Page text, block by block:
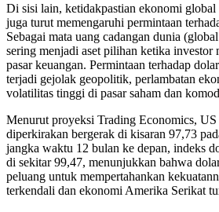
Di sisi lain, ketidakpastian ekonomi
juga turut memengaruhi permintaan
Sebagai mata uang cadangan dunia
sering menjadi aset pilihan ketika investor
pasar keuangan. Permintaan terhadap
terjadi gejolak geopolitik, perlambatan
volatilitas tinggi di pasar saham dan
Menurut proyeksi Trading Economics,
diperkirakan bergerak di kisaran 97,73
jangka waktu 12 bulan ke depan, indeks
di sekitar 99,47, menunjukkan bahwa
peluang untuk mempertahankan
terkendali dan ekonomi Amerika Serikat